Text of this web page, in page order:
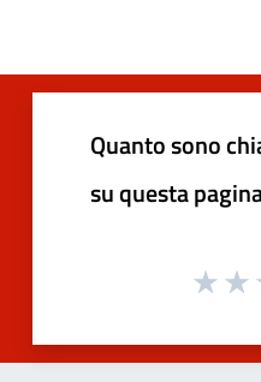
Quanto sono
su questa